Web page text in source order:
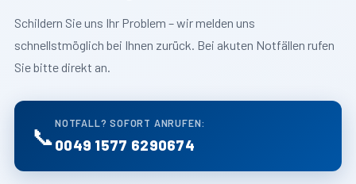
Schildern Sie uns Ihr Problem – wir melden uns
schnellstmöglich bei Ihnen zurück. Bei akuten Notfällen rufen
Sie bitte direkt an.
📞 NOTFALL? SOFORT ANRUFEN:
0049 1577 6290674